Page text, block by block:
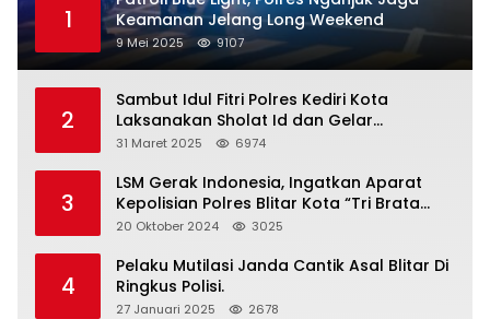
1
Keamanan Jelang Long Weekend
9 Mei 2025 9107
2
Sambut Idul Fitri Polres Kediri Kota
Laksanakan Sholat Id dan Gelar
Halalbihalal
31 Maret 2025 6974
3
LSM Gerak Indonesia, Ingatkan Aparat
Kepolisian Polres Blitar Kota “Tri Brata
Polri” Harus Diamalkan
20 Oktober 2024 3025
4
Pelaku Mutilasi Janda Cantik Asal Blitar Di
Ringkus Polisi.
27 Januari 2025 2678